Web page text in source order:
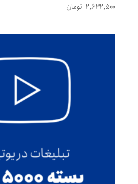
۲,۶۳۲,۵۰۰ تومان